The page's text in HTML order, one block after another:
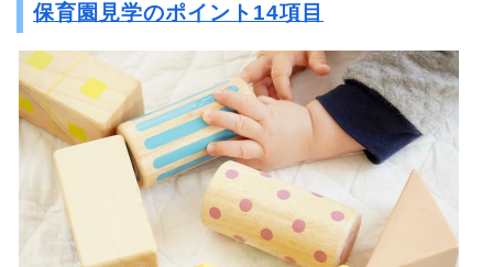
保育園見学のポイント14項目